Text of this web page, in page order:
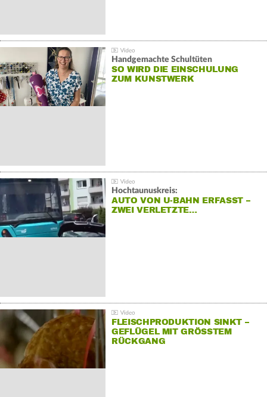
Handgemachte Schultüten
SO WIRD DIE EINSCHULUNG
ZUM KUNSTWERK
Hochtaunuskreis:
AUTO VON U-BAHN ERFASST –
ZWEI VERLETZTE…
FLEISCHPRODUKTION SINKT –
GEFLÜGEL MIT GRÖSSTEM R
ÜCKGANG